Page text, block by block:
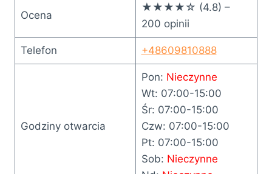
Ocena
★★★★☆ (4.8) –
200 opinii
Telefon +48609810888
Godziny otwarcia
Pon: Nieczynne
Wt: 07:00-15:00
Śr: 07:00-15:00
Czw: 07:00-15:00
Pt: 07:00-15:00
Sob: Nieczynne